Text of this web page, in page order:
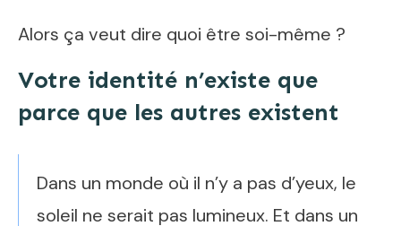
Alors ça veut dire quoi être soi-même ?
Votre identité n’existe que
parce que les autres existent
Dans un monde où il n’y a pas d’yeux, le
soleil ne serait pas lumineux. Et dans un